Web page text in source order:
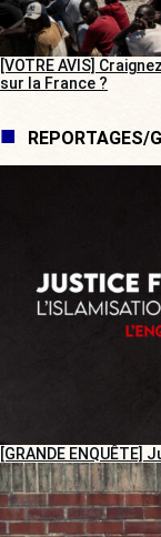
[VOTRE AVIS]
sur la France ?
REPORTAGES/
[GRANDE